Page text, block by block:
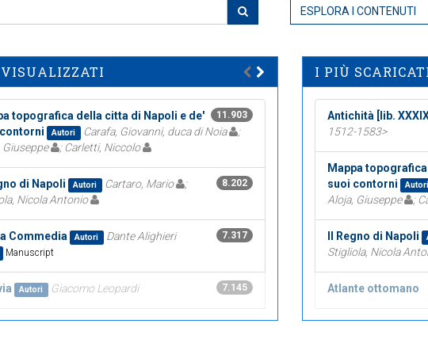
ESPLORA I CONTENUTI
11.903
topografica della citta di Napoli e de'
Autori Carafa, Giovanni, duca di Noia
;
Giuseppe
; Carletti, Niccolo
8.202
di Napoli Autori Cartaro, Mario
;
Nicola Antonio
7.317
Commedia Autori Dante Alighieri
Manuscript
7.145
Autori Giacomo Leopardi
I PIÙ
Antichità [lib.
1512-1583>
Mappa
suoi contorni
Autori
Aloja, Giuseppe
;
Il Regno di Napoli
Stigliola, Nicola
Atlante ottomano